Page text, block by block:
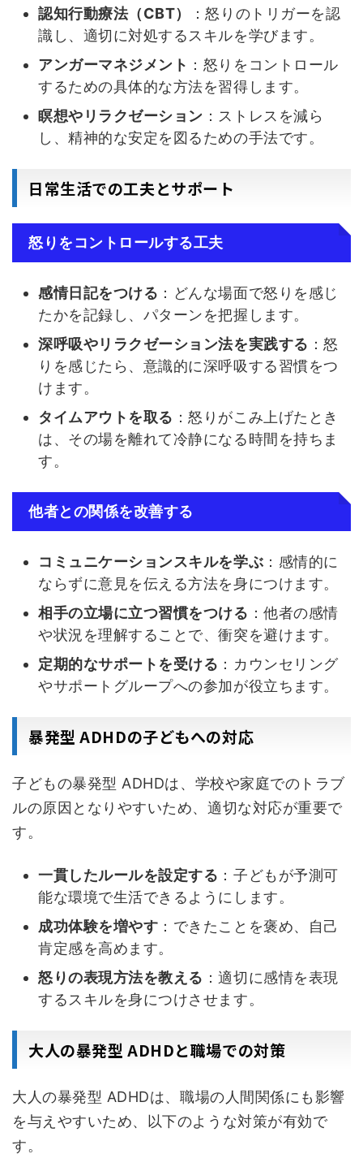
認知行動療法（CBT）
：怒りのトリガーを認
識し、適切に対処するスキルを学びます。
アンガーマネジメント ：怒りをコントロール
するための具体的な方法を習得します。
瞑想やリラクゼーション ：ストレスを減ら
し、精神的な安定を図るための手法です。
日常生活での工夫とサポート
怒りをコントロールする工夫
感情日記をつける ：どんな場面で怒りを感じ
たかを記録し、パターンを把握します。
深呼吸やリラクゼーション法を実践する ：怒
りを感じたら、意識的に深呼吸する習慣をつ
けます。
タイムアウトを取る ：怒りがこみ上げたとき
は、その場を離れて冷静になる時間を持ちま
す。
他者との関係を改善する
コミュニケーションスキルを学ぶ ：感情的に
ならずに意見を伝える方法を身につけます。
相手の立場に立つ習慣をつける ：他者の感情
や状況を理解することで、衝突を避けます。
定期的なサポートを受ける ：カウンセリング
やサポートグループへの参加が役立ちます。
暴発型 ADHDの子どもへの対応
子どもの暴発型 ADHDは、学校や家庭でのトラブ
ルの原因となりやすいため、適切な対応が重要で
す。
一貫したルールを設定する ：子どもが予測可
能な環境で生活できるようにします。
成功体験を増やす ：できたことを褒め、自己
肯定感を高めます。
怒りの表現方法を教える ：適切に感情を表現
するスキルを身につけさせます。
大人の暴発型 ADHDと職場での対策
大人の暴発型 ADHDは、職場の人間関係にも影響
を与えやすいため、以下のような対策が有効で
す。